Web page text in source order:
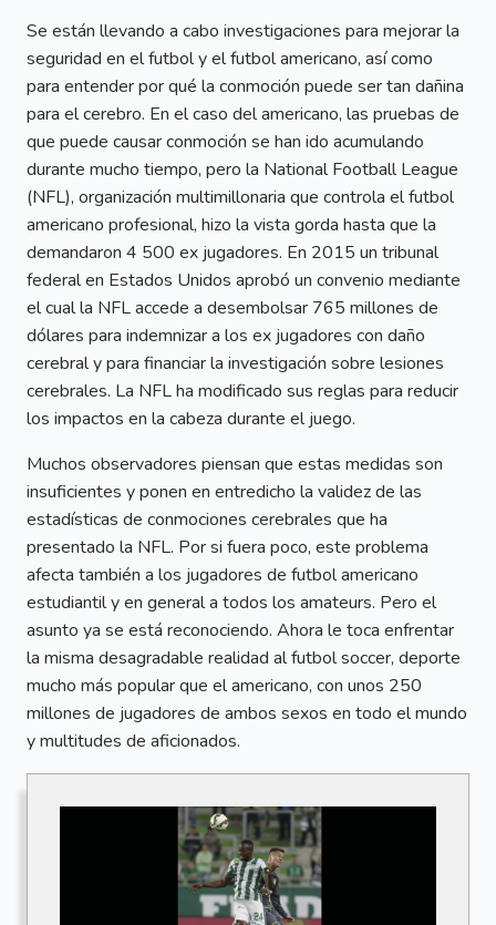
Se están llevando a cabo investigaciones para mejorar la
seguridad en el futbol y el futbol americano, así como
para entender por qué la conmoción puede ser tan dañina
para el cerebro. En el caso del americano, las pruebas de
que puede causar conmoción se han ido acumulando
durante mucho tiempo, pero la National Football League
(NFL), organización multimillonaria que controla el futbol
americano profesional, hizo la vista gorda hasta que la
demandaron 4 500 ex jugadores. En 2015 un tribunal
federal en Estados Unidos aprobó un convenio mediante
el cual la NFL accede a desembolsar 765 millones de
dólares para indemnizar a los ex jugadores con daño
cerebral y para financiar la investigación sobre lesiones
cerebrales. La NFL ha modificado sus reglas para reducir
los impactos en la cabeza durante el juego.
Muchos observadores piensan que estas medidas son
insuficientes y ponen en entredicho la validez de las
estadísticas de conmociones cerebrales que ha
presentado la NFL. Por si fuera poco, este problema
afecta también a los jugadores de futbol americano
estudiantil y en general a todos los amateurs. Pero el
asunto ya se está reconociendo. Ahora le toca enfrentar
la misma desagradable realidad al futbol soccer, deporte
mucho más popular que el americano, con unos 250
millones de jugadores de ambos sexos en todo el mundo
y multitudes de aficionados.